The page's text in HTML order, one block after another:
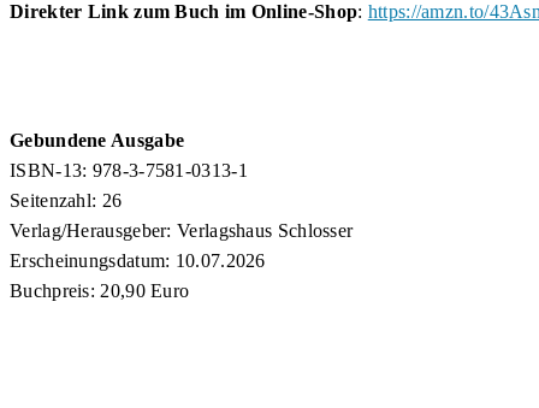
Direkter Link zum Buch im Online-Shop: https://amzn.to/
Gebundene Ausgabe
ISBN-13: 978-3-7581-0313-1
Seitenzahl: 26
Verlag/Herausgeber: Verlagshaus Schlosser
Erscheinungsdatum: 10.07.2026
Buchpreis: 20,90 Euro